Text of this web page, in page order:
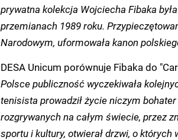
prywatna kolekcja Wojciecha Fibaka
przemianach 1989 roku.
Narodowym, uformowała kanon
DESA Unicum porównuje Fibaka do
Polsce publiczność wyczekiwała
tenisista prowadził życie niczym
rozgrywanych na całym świecie, przez
sportu i kultury, otwierał drzwi, o